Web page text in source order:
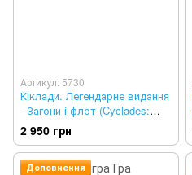
Артикул: 5730
Кіклади. Легендарне видання
- Загони і флот (Cyclades:
Troops & Fleets)
2 950 грн
Доповнення